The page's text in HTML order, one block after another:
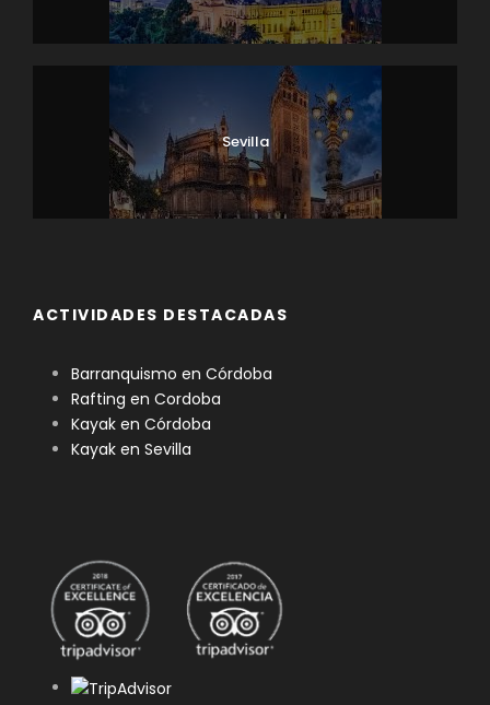
Sevilla
ACTIVIDADES DESTACADAS
Barranquismo en Córdoba
Rafting en Cordoba
Kayak en Córdoba
Kayak en Sevilla